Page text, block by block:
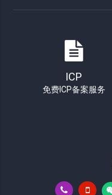
ICP
免费ICP备案服务